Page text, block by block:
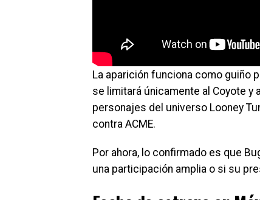
La aparición funciona como guiño
se limitará únicamente al Coyote y
personajes del universo Looney
contra ACME.
Por ahora, lo confirmado es que
una participación amplia o si su